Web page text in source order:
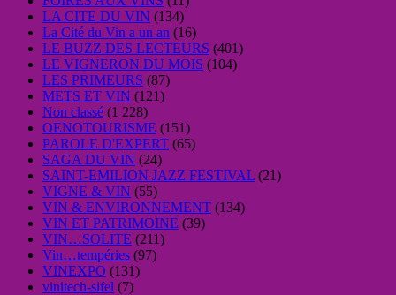
LA CITE DU VIN (134)
La Cité du Vin a un an (16)
LE BUZZ DES LECTEURS (401)
LE VIGNERON DU MOIS (104)
LES PRIMEURS (87)
METS ET VIN (121)
Non classé (1 228)
OENOTOURISME (151)
PAROLE D'EXPERT (65)
SAGA DU VIN (24)
SAINT-EMILION JAZZ FESTIVAL (21)
VIGNE & VIN (55)
VIN & ENVIRONNEMENT (134)
VIN ET PATRIMOINE (39)
VIN…SOLITE (211)
Vin…tempéries (97)
VINEXPO (131)
vinitech-sifel (7)